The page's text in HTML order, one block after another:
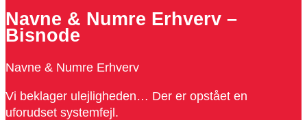
Navne & Numre Erhverv –
Bisnode
Navne & Numre Erhverv
Vi beklager ulejligheden… Der er opstået en
uforudset systemfejl.